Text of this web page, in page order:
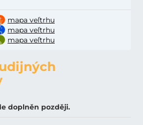
mapa veľtrhu
mapa veľtrhu
mapa veľtrhu
doplněn později.